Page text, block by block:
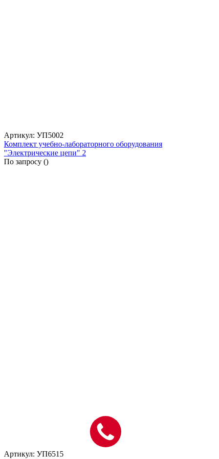
Артикул: УП5002
Комплект учебно-лабораторного оборудования
"Электрические цепи" 2
По запросу ()
Артикул: УП6515